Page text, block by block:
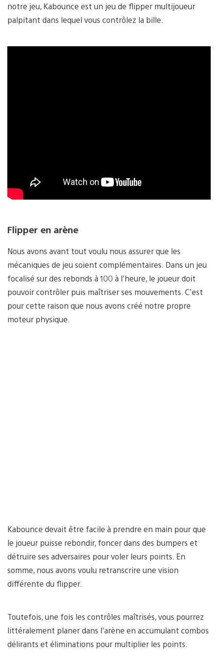
notre jeu, Kabounce est un jeu de flipper multijoueur
palpitant dans lequel vous contrôlez la bille.
Flipper en arène
Nous avons avant tout voulu nous assurer que les
mécaniques de jeu soient complémentaires. Dans un jeu
focalisé sur des rebonds à 100 à l’heure, le joueur doit
pouvoir contrôler puis maîtriser ses mouvements. C’est
pour cette raison que nous avons créé notre propre
moteur physique.
Kabounce devait être facile à prendre en main pour que
le joueur puisse rebondir, foncer dans des bumpers et
détruire ses adversaires pour voler leurs points. En
somme, nous avons voulu retranscrire une vision
différente du flipper.
Toutefois, une fois les contrôles maîtrisés, vous pourrez
littéralement planer dans l’arène en accumulant combos
délirants et éliminations pour multiplier les points.